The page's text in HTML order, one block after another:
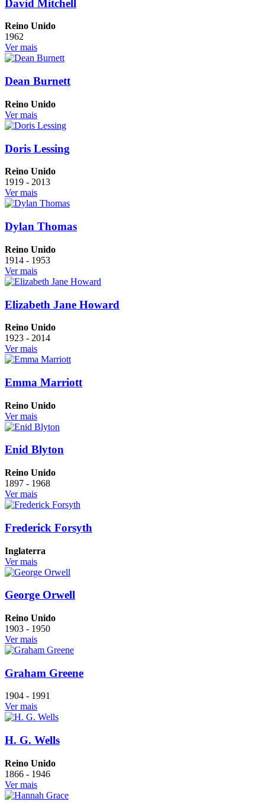
David Mitchell
Reino Unido
1962
Ver mais
Dean Burnett
Reino Unido
Ver mais
Doris Lessing
Reino Unido
1919 - 2013
Ver mais
Dylan Thomas
Reino Unido
1914 - 1953
Ver mais
Elizabeth Jane Howard
Reino Unido
1923 - 2014
Ver mais
Emma Marriott
Reino Unido
Ver mais
Enid Blyton
Reino Unido
1897 - 1968
Ver mais
Frederick Forsyth
Inglaterra
Ver mais
George Orwell
Reino Unido
1903 - 1950
Ver mais
Graham Greene
1904 - 1991
Ver mais
H. G. Wells
Reino Unido
1866 - 1946
Ver mais